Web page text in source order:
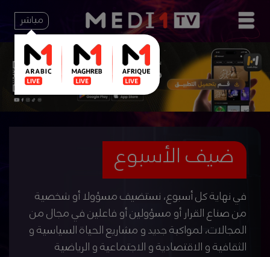
مباشر
ضيف الأسبوع
في نهاية كل أسبوع، نستضيف مسؤولا أو شخصية
من صناع القرار أو مسؤولين أو فاعلين في مجال من
المجالات، لمواكبة جديد و مشاريع الحياة السياسية و
الثقافية و الاقتصادية و الاجتماعية و الرياضية